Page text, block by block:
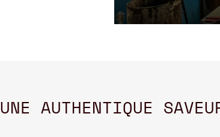
UNE AUTHENTIQUE